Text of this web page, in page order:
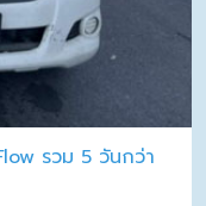
รวม 5 วันกว่า